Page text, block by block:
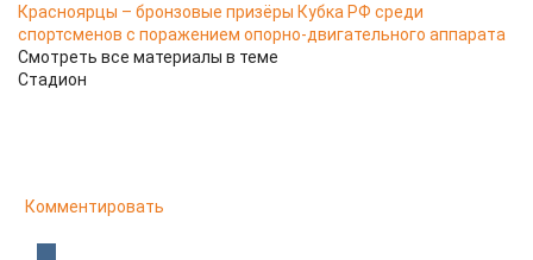
Красноярцы – бронзовые призёры Кубка РФ среди
спортсменов с поражением опорно-двигательного аппарата
Смотреть все материалы в теме
Стадион
Комментировать